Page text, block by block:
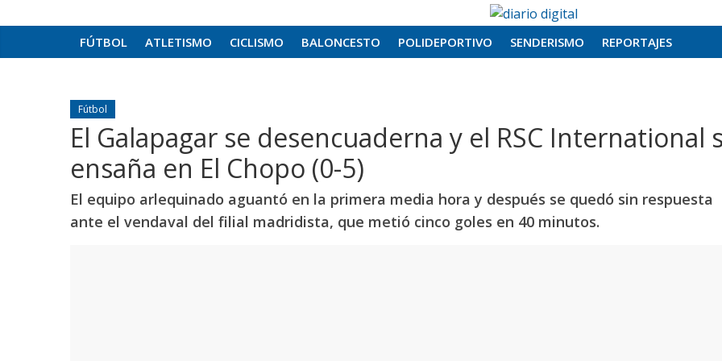
FÚTBOL ATLETISMO CICLISMO BALONCESTO POLIDEPORTIVO SENDERISMO REPORTAJES
Fútbol
El Galapagar se desencuaderna y el RSC International
ensaña en El Chopo (0-5)
El equipo arlequinado aguantó en la primera media hora y después se quedó sin respuesta
ante el vendaval del filial madridista, que metió cinco goles en 40 minutos.